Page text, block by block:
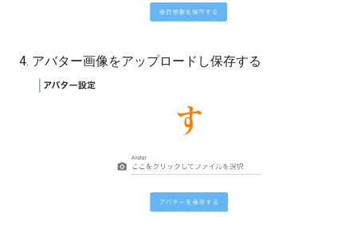
アバター画像をアップロードし保存する